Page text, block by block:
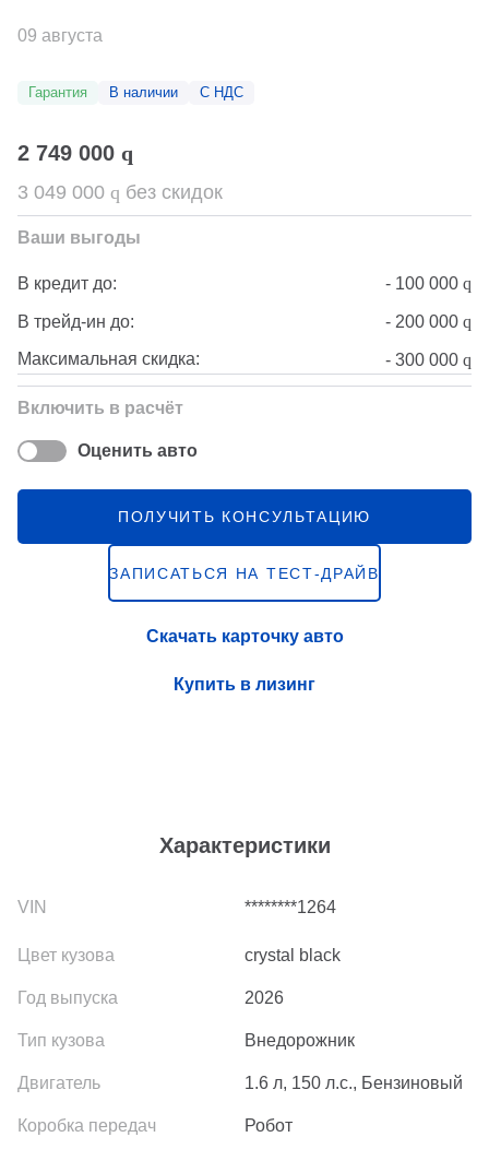
Характеристики
********1264
crystal black
2026
Внедорожник
1.6 л, 150 л.с., Бензиновый
Робот
09 августа
Гарантия В наличии С НДС
2 749 000 q
3 049 000 q без скидок
Ваши выгоды
В кредит до: - 100 000 q
В трейд-ин до: - 200 000 q
Максимальная скидка: - 300 000 q
Включить в расчёт
Оценить авто
ПОЛУЧИТЬ КОНСУЛЬТАЦИЮ
ЗАПИСАТЬСЯ НА ТЕСТ-ДРАЙВ
Скачать карточку авто
Купить в лизинг